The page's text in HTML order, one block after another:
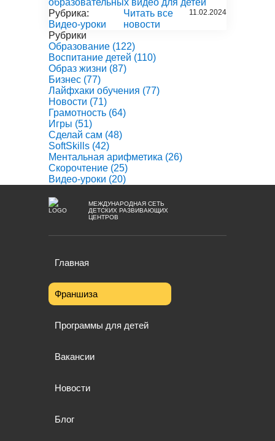
образовательных видео для детей
Рубрика:
Видео-уроки
Читать все
новости
11.02.2024
Рубрики
Образование (122)
Воспитание детей (110)
Образ жизни (87)
Бизнес (77)
Лайфхаки обучения (77)
Новости (71)
Грамотность (64)
Игры (51)
Сделай сам (48)
SoftSkills (42)
Ментальная арифметика (26)
Скорочтение (25)
Видео-уроки (20)
МЕЖДУНАРОДНАЯ СЕТЬ
ДЕТСКИХ РАЗВИВАЮЩИХ
ЦЕНТРОВ
Главная
Франшиза
Программы для детей
Вакансии
Новости
Блог